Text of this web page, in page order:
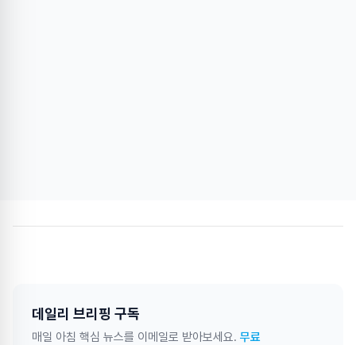
데일리 브리핑 구독
매일 아침 핵심 뉴스를 이메일로 받아보세요. 무료